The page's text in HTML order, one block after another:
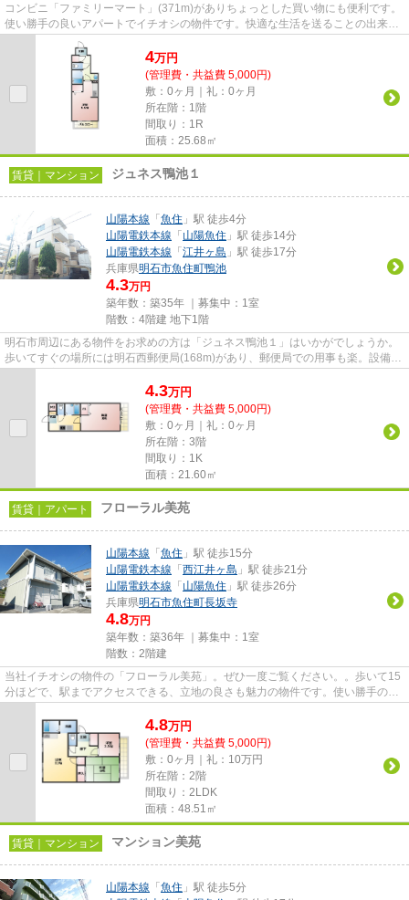
コンビニ「ファミリーマート」(371m)がありちょっとした買い物にも便利です。
使い勝手の良いアパートでイチオシの物件です。快適な生活を送ることの出来
る、エアコン付きの物件です。...
4万円
(管理費・共益費 5,000円)
敷：0ヶ月｜礼：0ヶ月
所在階：1階
間取り：1R
面積：25.68㎡
賃貸｜マンション ジュネス鴨池１
山陽本線 「 魚住 」駅 徒歩4分
山陽電鉄本線 「 山陽魚住 」駅 徒歩14分
山陽電鉄本線 「 江井ヶ島 」駅 徒歩17分
兵庫県明石市魚住町鴨池
4.3万円
築年数：築35年 ｜募集中： 1室
階数：4階建 地下1階
明石市周辺にある物件をお求めの方は「ジュネス鴨池１」はいかがでしょうか。
歩いてすぐの場所には明石西郵便局(168m)があり、郵便局での用事も楽。設備や
4.3万円
(管理費・共益費 5,000円)
敷：0ヶ月｜礼：0ヶ月
所在階：3階
間取り：1K
面積：21.60㎡
賃貸｜アパート フローラル美苑
山陽本線 「 魚住 」駅 徒歩15分
山陽電鉄本線 「 西江井ヶ島 」駅 徒歩21分
山陽電鉄本線 「 山陽魚住 」駅 徒歩26分
兵庫県明石市魚住町長坂寺
4.8万円
築年数：築36年 ｜募集中： 1室
階数：2階建
当社イチオシの物件の「フローラル美苑」。ぜひ一度ご覧ください。。歩いて15
分ほどで、駅までアクセスできる、立地の良さも魅力の物件です。使い勝手のい
4.8万円
(管理費・共益費 5,000円)
敷：0ヶ月｜礼：10万円
所在階：2階
間取り：2LDK
面積：48.51㎡
賃貸｜マンション マンション美苑
山陽本線 「 魚住 」駅 徒歩5分